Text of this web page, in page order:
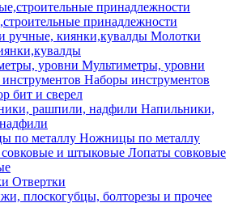
принадлежности
Молотки
Мультиметры, уровни
Наборы инструментов
бит и сверел
Напильники,
Ножницы по металлу
Лопаты совковые
Отвертки